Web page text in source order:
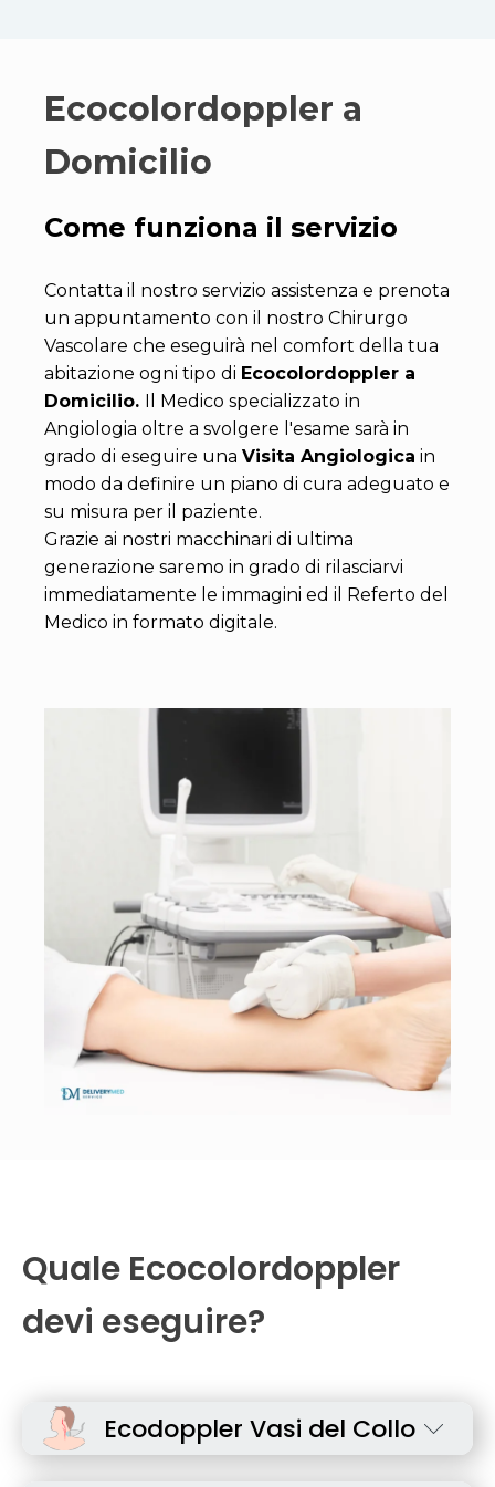
Ecocolordoppler a
Domicilio
Come funziona il servizio
Contatta il nostro servizio assistenza e prenota
un appuntamento con il nostro Chirurgo
Vascolare che eseguirà nel comfort della tua
abitazione ogni tipo di Ecocolordoppler a
Domicilio. Il Medico specializzato in
Angiologia oltre a svolgere l'esame sarà in
grado di eseguire una Visita Angiologica in
modo da definire un piano di cura adeguato e
su misura per il paziente.
Grazie ai nostri macchinari di ultima
generazione saremo in grado di rilasciarvi
immediatamente le immagini ed il Referto del
Medico in formato digitale.
Quale Ecocolordoppler
devi eseguire?
Ecodoppler Vasi del Collo